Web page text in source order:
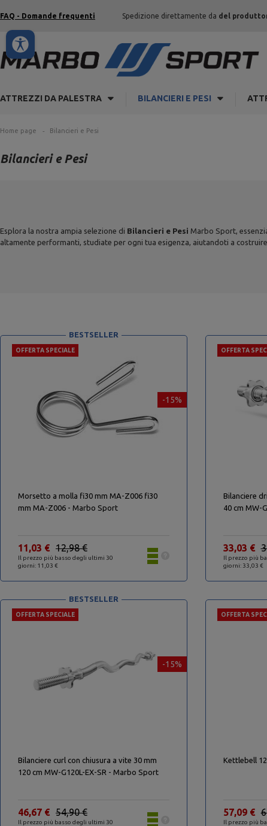
FAQ - Domande frequenti Spedizione direttamente da del
ATTREZZI DA PALESTRA BILANCIERI E PESI
Home page Bilancieri e Pesi
Bilancieri e Pesi
Esplora la nostra ampia selezione di Bilancieri e Pesi Marbo Sport,
altamente performanti, studiate per ogni tua esigenza, aiutandoti a
-15%
OFFERTA SPECIALE
BESTSELLER
Morsetto a molla fi30 mm MA-Z006 fi30
mm MA-Z006 - Marbo Sport
Il prezzo più basso degli ultimi 30
giorni: 11,03 €
12,98 €
11,03 €
OFFERTA
Bilanciere
40 cm MW-
Il prezzo più
giorni: 33,03 €
33,03 €
-15%
OFFERTA SPECIALE
BESTSELLER
Bilanciere curl con chiusura a vite 30 mm
120 cm MW-G120L-EX-SR - Marbo Sport
Il prezzo più basso degli ultimi 30
54,90 €
46,67 €
OFFERTA
Kettlebell
Il prezzo più
57,09 €